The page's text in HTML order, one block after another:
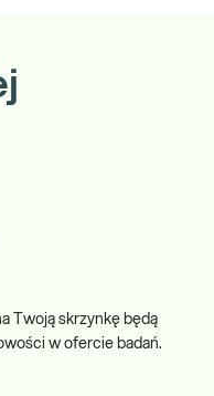
Twoją skrzynkę będą
w ofercie badań.